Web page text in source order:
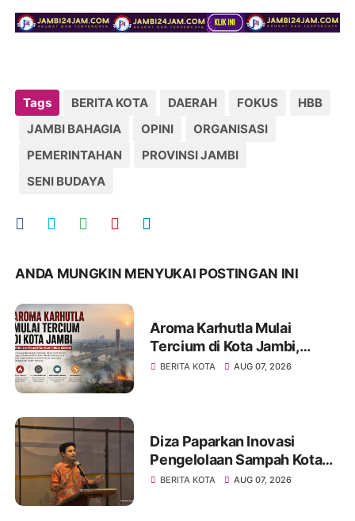
Tags BERITA KOTA DAERAH FOKUS
HBB
JAMBI BAHAGIA
OPINI
ORGANISASI
PEMERINTAHAN
PROVINSI JAMBI
SENI BUDAYA
ANDA MUNGKIN MENYUKAI POSTINGAN INI
Aroma Karhutla Mulai
Tercium di Kota Jambi,
Warga Diminta Waspada
BERITA KOTA AUG 07, 2026
Diza Paparkan Inovasi
Pengelolaan Sampah Kota
Jambi di Forum UCLG
BERITA KOTA AUG 07, 2026